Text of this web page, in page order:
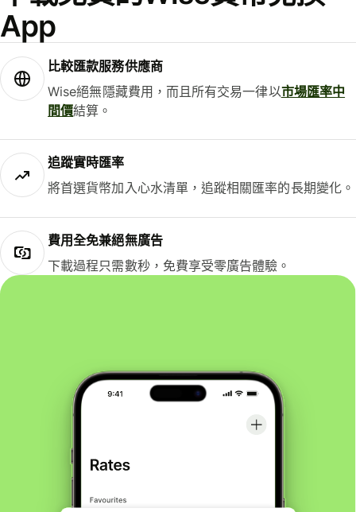
App
比較匯款服務供應商
Wise絕無隱藏費用，而且所有交易一律以市場匯率中
間價結算。
追蹤實時匯率
將首選貨幣加入心水清單，追蹤相關匯率的長期變化。
費用全免兼絕無廣告
下載過程只需數秒，免費享受零廣告體驗。